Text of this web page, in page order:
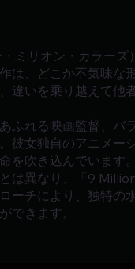
ミリオン・カラー
は、どこか不気味
違いを乗り越えて他
ふれる映画監督、
彼女独自のアニメ
を吹き込んでいます。
は異なり、「9
ーチにより、独特の
できます。